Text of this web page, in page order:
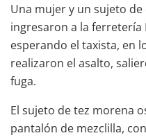
Una mujer y un sujeto
ingresaron a la ferretería
esperando el taxista, en
realizaron el asalto,
fuga.
El sujeto de tez morena
pantalón de mezclilla,